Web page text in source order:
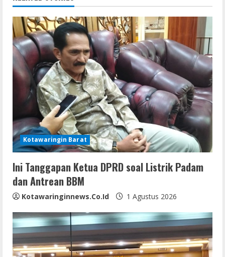
k p e
r
n
u
e
R
e
a
d
i
n
g
Kotawaringin Barat
Ini Tanggapan Ketua DPRD soal Listrik Padam
dan Antrean BBM
Kotawaringinnews.co.id 1 Agustus 2026